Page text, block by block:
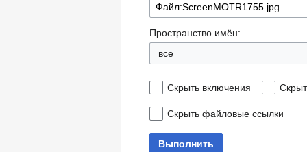
Пространство имён:
все
Скрыть включения
Скрыть файловые ссылки
Выполнить